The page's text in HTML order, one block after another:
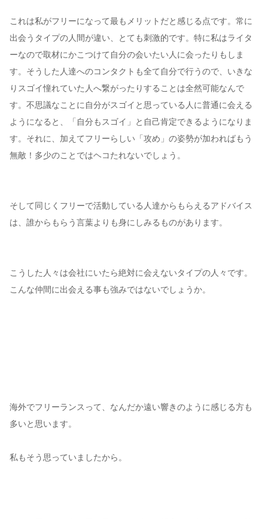
これは私がフリーになって最もメリットだと感じる点です。常に
出会うタイプの人間が違い、とても刺激的です。特に私はライタ
ーなので取材にかこつけて自分の会いたい人に会ったりもしま
す。そうした人達へのコンタクトも全て自分で行うので、いきな
りスゴイ憧れていた人へ繋がったりすることは全然可能なんで
す。不思議なことに自分がスゴイと思っている人に普通に会える
ようになると、「自分もスゴイ」と自己肯定できるようになりま
す。それに、加えてフリーらしい「攻め」の姿勢が加わればもう
無敵！多少のことではヘコたれないでしょう。
そして同じくフリーで活動している人達からもらえるアドバイス
は、誰からもらう言葉よりも身にしみるものがあります。
こうした人々は会社にいたら絶対に会えないタイプの人々です。
こんな仲間に出会える事も強みではないでしょうか。
海外でフリーランスって、なんだか遠い響きのように感じる方も
多いと思います。
私もそう思っていましたから。